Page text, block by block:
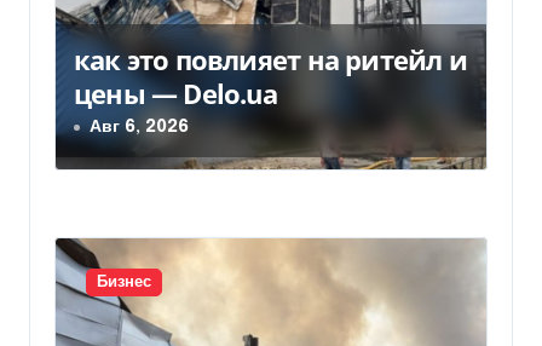
м
как это повлияет на ритейл и
цены — Delo.ua
Авг 6, 2026
Бизнес